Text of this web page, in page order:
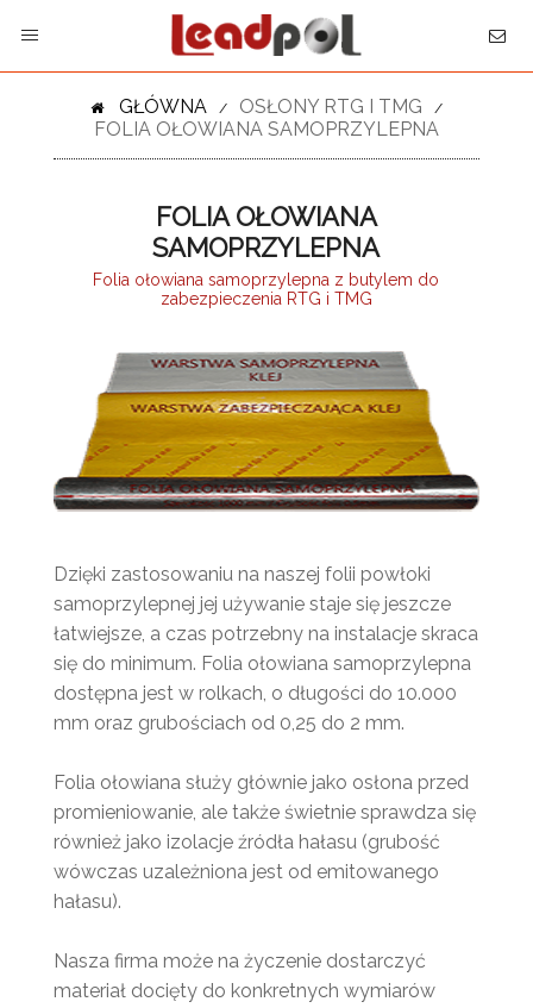
GŁÓWNA / OSŁONY RTG I TMG /
FOLIA OŁOWIANA SAMOPRZYLEPNA
FOLIA OŁOWIANA
SAMOPRZYLEPNA
Folia ołowiana samoprzylepna z butylem do
zabezpieczenia RTG i TMG
Dzięki zastosowaniu na naszej folii powłoki
samoprzylepnej jej używanie staje się jeszcze
łatwiejsze, a czas potrzebny na instalacje skraca
się do minimum. Folia ołowiana samoprzylepna
dostępna jest w rolkach, o długości do 10.000
mm oraz grubościach od 0,25 do 2 mm.
Folia ołowiana służy głównie jako osłona przed
promieniowanie, ale także świetnie sprawdza się
również jako izolacje źródła hałasu (grubość
wówczas uzależniona jest od emitowanego
hałasu).
Nasza firma może na życzenie dostarczyć
materiał docięty do konkretnych wymiarów